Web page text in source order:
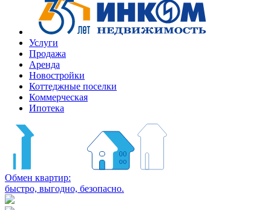
Услуги
Продажа
Аренда
Новостройки
Коттеджные поселки
Коммерческая
Ипотека
Обмен квартир:
быстро, выгодно, безопасно.